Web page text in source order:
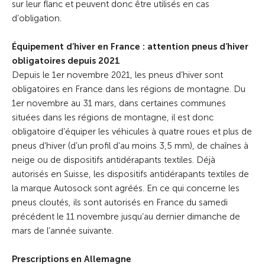
sur leur flanc et peuvent donc être utilisés en cas
d’obligation.
Équipement d’hiver en France : attention pneus d’hiver
obligatoires depuis 2021
Depuis le 1er novembre 2021, les pneus d’hiver sont
obligatoires en France dans les régions de montagne. Du
1er novembre au 31 mars, dans certaines communes
situées dans les régions de montagne, il est donc
obligatoire d’équiper les véhicules à quatre roues et plus de
pneus d’hiver (d’un profil d’au moins 3,5 mm), de chaînes à
neige ou de dispositifs antidérapants textiles. Déjà
autorisés en Suisse, les dispositifs antidérapants textiles de
la marque Autosock sont agréés. En ce qui concerne les
pneus cloutés, ils sont autorisés en France du samedi
précédent le 11 novembre jusqu’au dernier dimanche de
mars de l’année suivante.
Prescriptions en Allemagne